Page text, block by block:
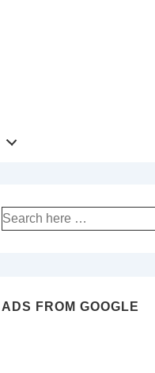
Recherche
pour:
ADS FROM GOOGLE